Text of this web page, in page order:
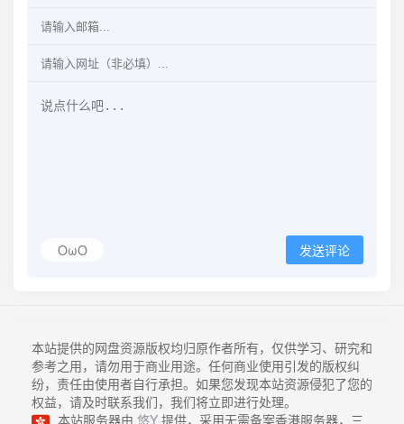
OωO 发送评论
本站提供的网盘资源版权均归原作者所有，仅供学习、研究和
参考之用，请勿用于商业用途。任何商业使用引发的版权纠
纷，责任由使用者自行承担。如果您发现本站资源侵犯了您的
权益，请及时联系我们，我们将立即进行处理。
本站服务器由 悠Y 提供，采用无需备案香港服务器，三